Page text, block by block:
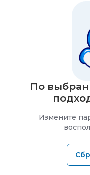
По
Измените